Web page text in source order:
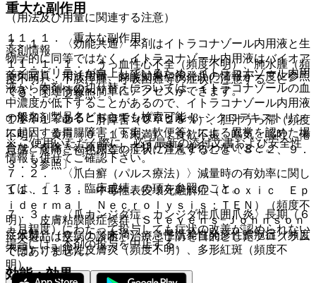
重大な副作用
１１．１． 重大な副作用
１１．１．１． うっ血性心不全（頻度不明）、肺水腫（頻
度不明）：下肢浮腫、呼吸困難等の症状に注意すること
〔９．１．２参照〕。
１１．１．２． 肝障害（０．２５％）、胆汁うっ滞（頻度
不明）、黄疸（０．１％未満）：食欲不振、嘔気、嘔吐、倦
怠感、腹痛、褐色尿等の症状に注意すること〔８．２、９．
３．３参照〕。
１１．１．３． 中毒性表皮壊死融解症（Ｔｏｘｉｃ Ｅｐ
ｉｄｅｒｍａｌ Ｎｅｃｒｏｌｙｓｉｓ：ＴＥＮ）（頻度不
明）、皮膚粘膜眼症候群（Ｓｔｅｖｅｎｓ−Ｊｏｈｎｓｏｎ
症候群）（０．１％未満）、急性汎発性発疹性膿疱症（頻度
不明）、剥脱性皮膚炎（頻度不明）、多形紅斑（頻度不
明）。
（用法及び用量に関連する注意）
７．１． 〈効能共通〉本剤はイトラコナゾール内用液と生
物学的に同等ではなく、イトラコナゾール内用液はバイオア
ベイラビリティが向上しているため、イトラコナゾール内用
液から本剤への切り替えについては、イトラコナゾールの血
中濃度が低下することがあるので、イトラコナゾール内用液
の添加剤であるヒドロキシプロピル−β−シクロデキストリン
に起因する胃腸障害（下痢、軟便等）による異常を認めた場
合などを除き、原則として切り替えを行わないこと。
７．２． 〈爪白癬（パルス療法）〉減量時の有効率に関し
ては、「１７．臨床成績」の項を参照のこと。
７．３． 〈爪カンジダ症、カンジダ性爪囲爪炎〉長期（６
ヵ月程度）にわたって投与しても症状の改善が認められない
場合には、本剤の投与を中止する。
効能・効果
薬剤情報
薬剤写真、用法用量、効能効果や後発品の情報が一度に参照
でき、関連情報へ簡単にアクセスができます。
一般名、製品名どちらでも検索可能！
※ ご使用いただく際に、必ず最新の添付文書および安全性
情報も併せてご確認下さい。
※本製品は疾病の診断・治療・予防を目的としたプログラム
ではありません。